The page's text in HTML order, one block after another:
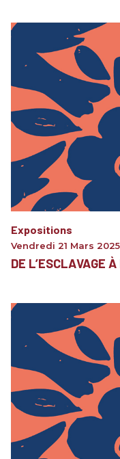
Expositions
Vendredi 21 Mars 2025
DE L’ESCLAVAGE